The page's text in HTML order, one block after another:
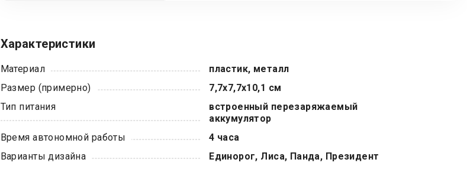
Характеристики
Материал
пластик, металл
Размер (примерно)
7,7x7,7x10,1 см
Тип питания
встроенный перезаряжаемый
аккумулятор
Время автономной работы
4 часа
Варианты дизайна
Единорог, Лиса, Панда, Президент